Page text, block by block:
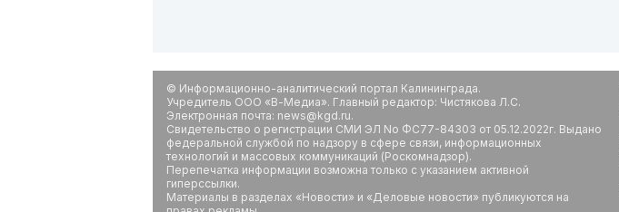
© Информационно-аналитический портал Калининграда.
Учредитель ООО «В-Медиа». Главный редактор: Чистякова Л.С.
Электронная почта: news@kgd.ru.
Свидетельство о регистрации СМИ ЭЛ No ФС77-84303 от 05.12.2022г. Выдано
федеральной службой по надзору в сфере связи, информационных
технологий и массовых коммуникаций (Роскомнадзор).
Перепечатка информации возможна только с указанием активной
гиперссылки.
Материалы в разделах «Новости» и «Деловые новости» публикуются на